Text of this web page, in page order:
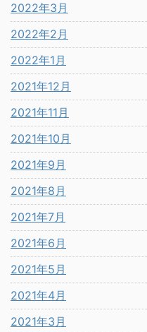
2022年3月
2022年2月
2022年1月
2021年12月
2021年11月
2021年10月
2021年9月
2021年8月
2021年7月
2021年6月
2021年5月
2021年4月
2021年3月